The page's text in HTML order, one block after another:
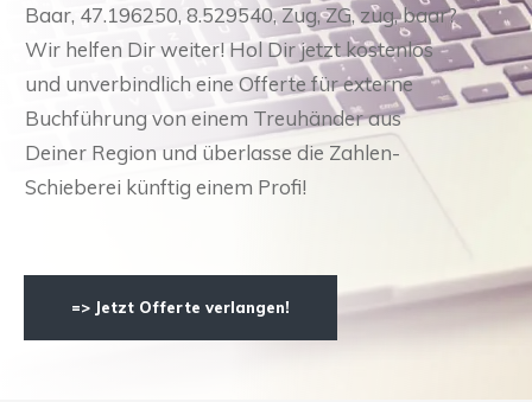
Baar, 47.196250, 8.529540, Zug, ZG, zug, baar?
Wir helfen Dir weiter! Hol Dir jetzt kostenlos
und unverbindlich eine Offerte für externe
Buchführung von einem Treuhänder aus
Deiner Region und überlasse die Zahlen-
Schieberei künftig einem Profi!
=> Jetzt Offerte verlangen!